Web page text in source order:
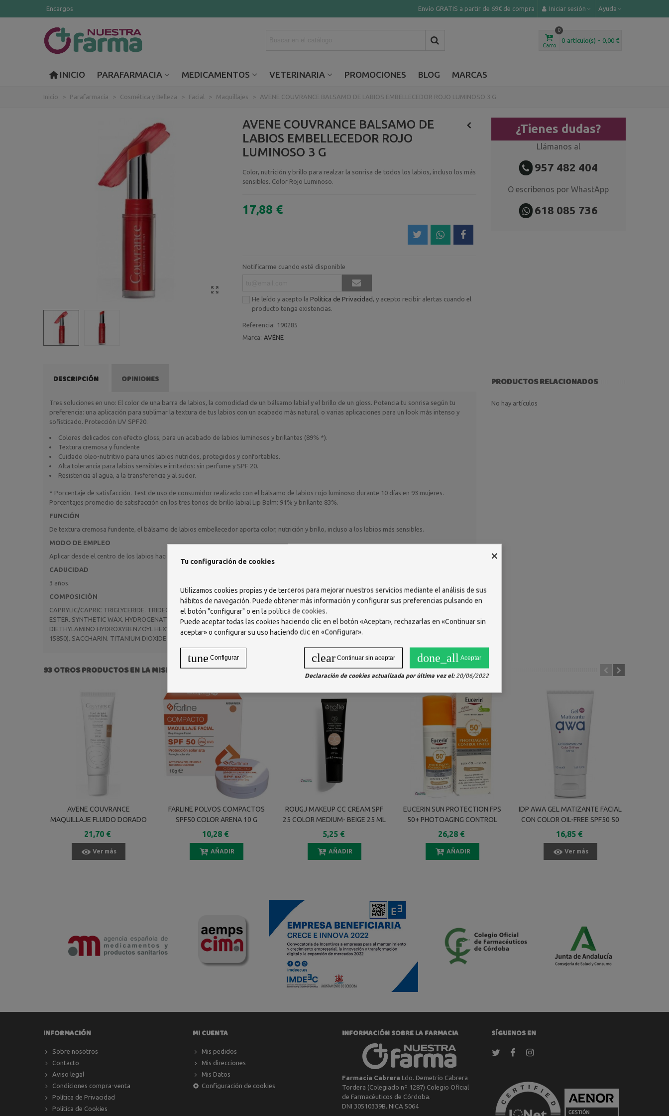
Encargos Envío GRATIS a partir de 69€ de compra Iniciar sesión Ayuda
Carro
0
0 artículo(s) - 0,00 €
INICIO PARAFARMACIA MEDICAMENTOS VETERINARIA PROMOCIONES BLOG MARCAS
Inicio > Parafarmacia > Cosmética y Belleza > Facial > Maquillajes > AVENE COUVRANCE BALSAMO DE LABIOS EMBELLECEDOR ROJO LUMINOSO 3 G
AVENE COUVRANCE BALSAMO DE
LABIOS EMBELLECEDOR ROJO
LUMINOSO 3 G
Color, nutrición y brillo para realzar la sonrisa de todos los labios, incluso los más
sensibles. Color Rojo Luminoso.
17,88 €
Notificarme cuando esté disponible
He leído y acepto la Política de Privacidad , y acepto recibir alertas cuando el
producto tenga existencias.
Referencia: 190285
Marca: AVÈNE
¿Tienes dudas?
Llámanos al
957 482 404
O escríbenos por WhastApp
618 085 736
DESCRIPCIÓN OPINIONES
Tres soluciones en uno: El color de una barra de labios, la comodidad de un bálsamo labial y el brillo de un gloss. Potencia tu sonrisa según tu
preferencia: una aplicación para sublimar la textura de tus labios con un acabado más natural, o varias aplicaciones para un look más intenso y
sofisticado. Protección UV SPF20.
Colores delicados con efecto gloss, para un acabado de labios luminosos y brillantes (89% *).
Textura cremosa y fundente
Cuidado oleo-nutritivo para unos labios nutridos, protegidos y confortables.
Alta tolerancia para labios sensibles e irritados: sin perfume y SPF 20.
Resistencia al agua, a la transferencia y al sudor.
* Porcentaje de satisfacción. Test de uso de consumidor realizado con el bálsamo de labios rojo luminoso durante 10 días en 93 mujeres.
Porcentajes promedio de satisfacción en los tres tonos de brillo labial Lip Balm: 91% y brillante 83%.
FUNCIÓN
De textura cremosa fundente, el bálsamo de labios embellecedor aporta color, nutrición y brillo, incluso a los labios más sensibles.
MODO DE EMPLEO
Aplicar desde el centro de los labios hacia el exterior, comenzando por el labio inferior.
CADUCIDAD
3 años.
COMPOSICIÓN
CAPRYLIC/CAPRIC TRIGLYCERIDE. TRIDECYL TRIMELLITATE. BIS-DIGLYCERYL POLYACYLADIPATE-2. ISOPROPYL MYRISTATE. C18-36 ACID GLYCOL
ESTER. SYNTHETIC WAX. HYDROGENATED MICROCRYSTALLINE WAX. BIS-ETHYLHEXYLOXYPHENOL METHOXYPHENYL TRIAZINE.
DIETHYLAMINO HYDROXYBENZOYL HEXYL BENZOATE. ETHYLHEXYL TRIAZONE. RED 6 (CI 15850). GLYCERIN. GLYCERYL CAPRYLATE. RED 7 (CI
15850). SACCHARIN. TITANIUM DIOXIDE (CI 77891). TOCOPHERYL ACETATE
PRODUCTOS RELACIONADOS
No hay artículos
93 OTROS PRODUCTOS EN LA MISMA CATEGORÍA:
AVENE COUVRANCE
MAQUILLAJE FLUIDO DORADO
5.0 30 ML
21,70 €
Ver más
FARLINE POLVOS COMPACTOS
SPF50 COLOR ARENA 10 G
10,28 €
AÑADIR
ROUGJ MAKEUP CC CREAM SPF
25 COLOR MEDIUM- BEIGE 25 ML
5,25 €
AÑADIR
EUCERIN SUN PROTECTION FPS
50+ PHOTOAGING CONTROL
TINTED TONO MEDIO GEL
CREMA 50 ML
26,28 €
AÑADIR
IDP AWA GEL MATIZANTE FACIAL
CON COLOR OIL-FREE SPF50 50
ML
16,85 €
Ver más
INFORMACIÓN
Sobre nosotros
Contacto
Aviso legal
Condiciones compra-venta
Política de Privacidad
Política de Cookies
MI CUENTA
Mis pedidos
Mis direcciones
Mis Datos
Configuración de cookies
INFORMACIÓN SOBRE LA FARMACIA
Farmacia Cabrera Ldo. Demetrio Cabrera
Tordera (Colegiado nº 1287) Colegio Oficial
de Farmacéuticos de Córdoba.
DNI 30510339B. NICA 5064
SÍGUENOS EN
×
Tu configuración de cookies
Utilizamos cookies propias y de terceros para mejorar nuestros servicios mediante el análisis de sus
hábitos de navegación. Puede obtener más información y configurar sus preferencias pulsando en
el botón "configurar" o en la política de cookies.
Puede aceptar todas las cookies haciendo clic en el botón «Aceptar», rechazarlas en «Continuar sin
aceptar» o configurar su uso haciendo clic en «Configurar».
done_all Aceptar
clear Continuar sin aceptar
tune Configurar
Declaración de cookies actualizada por última vez el:20/06/2022